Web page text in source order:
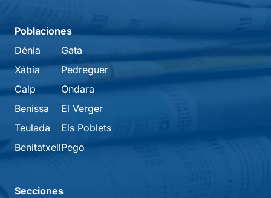
Poblaciones
Dénia
Xábia
Calp
Benissa
Teulada
Benitatxell
Gata
Pedreguer
Ondara
El Verger
Els Poblets
Pego
Secciones